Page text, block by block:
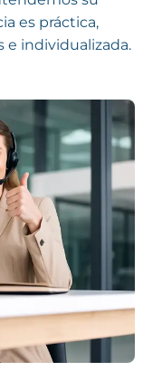
es práctica,
e individualizada.